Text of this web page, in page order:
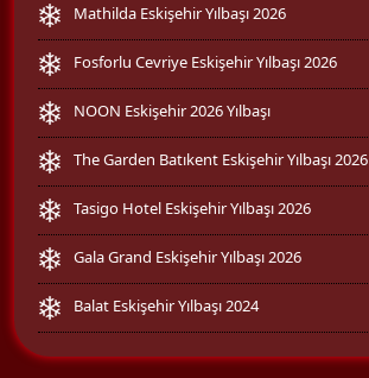
Mathilda Eskişehir Yılbaşı 2026
Fosforlu Cevriye Eskişehir Yılbaşı 2026
NOON Eskişehir 2026 Yılbaşı
The Garden Batıkent Eskişehir Yılbaşı 2026
Tasigo Hotel Eskişehir Yılbaşı 2026
Gala Grand Eskişehir Yılbaşı 2026
Balat Eskişehir Yılbaşı 2024